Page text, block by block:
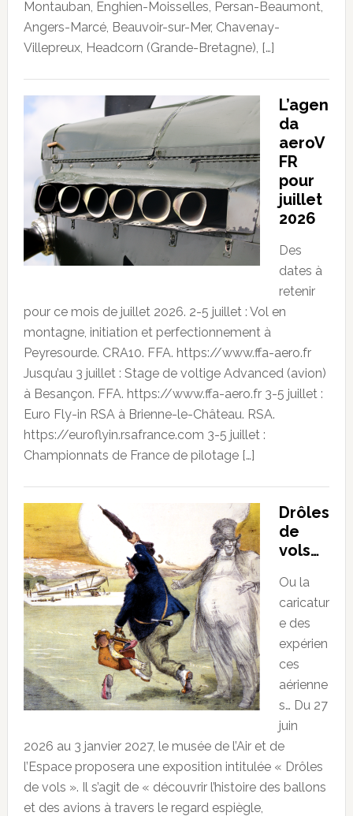
Montauban, Enghien-Moisselles, Persan-Beaumont,
Angers-Marcé, Beauvoir-sur-Mer, Chavenay-
Villepreux, Headcorn (Grande-Bretagne), […]
L’agen
da
aeroV
FR
pour
juillet
2026
Des
dates à
retenir
pour ce mois de juillet 2026. 2-5 juillet : Vol en
montagne, initiation et perfectionnement à
Peyresourde. CRA10. FFA. https://www.ffa-aero.fr
Jusqu’au 3 juillet : Stage de voltige Advanced (avion)
à Besançon. FFA. https://www.ffa-aero.fr 3-5 juillet :
Euro Fly-in RSA à Brienne-le-Château. RSA.
https://euroflyin.rsafrance.com 3-5 juillet :
Championnats de France de pilotage […]
Drôles
de
vols…
Ou la
caricatur
e des
expérien
ces
aérienne
s… Du 27
juin
2026 au 3 janvier 2027, le musée de l’Air et de
l’Espace proposera une exposition intitulée « Drôles
de vols ». Il s’agit de « découvrir l’histoire des ballons
et des avions à travers le regard espiègle,